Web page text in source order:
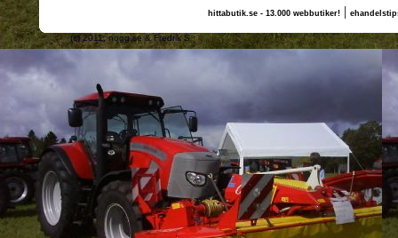
hittabutik.se - 13.000 webbutiker!|
(c) 2011, nogg.se & Fredrik S